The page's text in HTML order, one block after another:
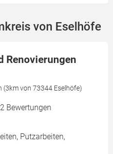
von Eselhöfe
Renovierungen
(3km von 73344 Eselhöfe)
Bewertungen
Putzarbeiten,